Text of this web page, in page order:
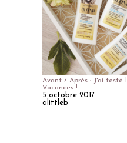
Avant / Après : J'ai testé
Vacances !
5 octobre 2017
alittleb